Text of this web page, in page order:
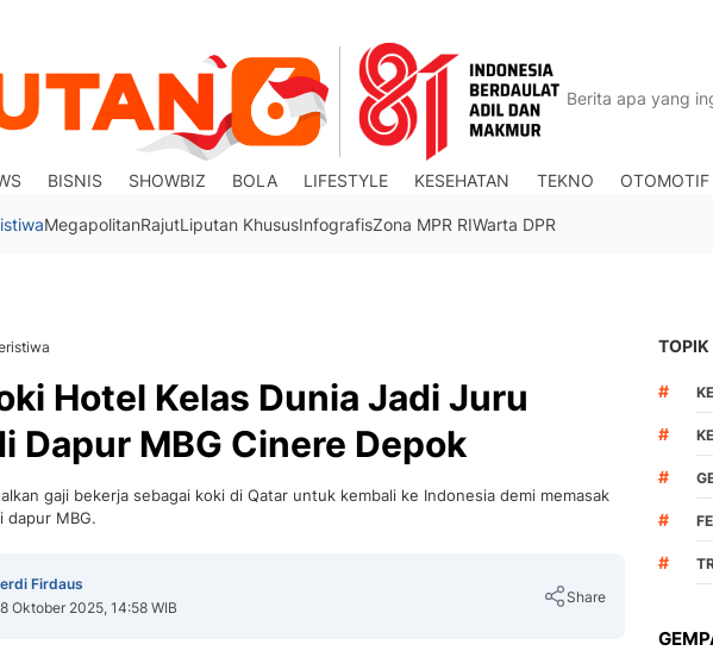
BISNIS SHOWBIZ BOLA LIFESTYLE KESEHATAN TEKNO OTOMOTIF
MegapolitanRajutLiputan KhususInfografisZona MPR RIWarta DPR
Hotel Kelas Dunia Jadi Juru
Dapur MBG Cinere Depok
gaji bekerja sebagai koki di Qatar untuk kembali ke Indonesia demi memasak
dapur MBG.
Firdaus
Oktober 2025, 14:58 WIB
Share
TOPIK
#
#
#
#
#